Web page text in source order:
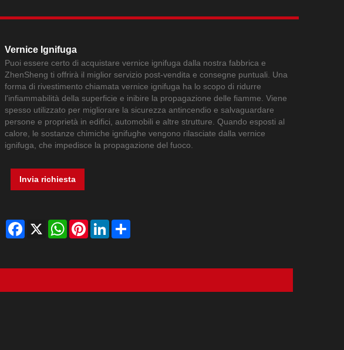
Vernice Ignifuga
Puoi essere certo di acquistare vernice ignifuga dalla nostra fabbrica e
ZhenSheng ti offrirà il miglior servizio post-vendita e consegne puntuali. Una
forma di rivestimento chiamata vernice ignifuga ha lo scopo di ridurre
l'infiammabilità della superficie e inibire la propagazione delle fiamme. Viene
spesso utilizzato per migliorare la sicurezza antincendio e salvaguardare
persone e proprietà in edifici, automobili e altre strutture. Quando esposti al
calore, le sostanze chimiche ignifughe vengono rilasciate dalla vernice
ignifuga, che impedisce la propagazione del fuoco.
Invia richiesta
Facebook
X WhatsAppPinterestLinkedInShare